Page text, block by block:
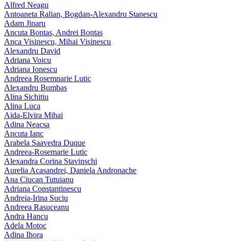
Alfred Neagu
Antoaneta Ralian, Bogdan-Alexandru Stanescu
Adam Jinaru
Ancuta Bontas, Andrei Bontas
Anca Visinescu, Mihai Visinescu
Alexandru David
Adriana Voicu
Adriana Ionescu
Andreea Rosemnarie Lutic
Alexandru Bumbas
Alina Sichitiu
Alina Luca
Aida-Elvira Mihai
Adina Neacsa
Ancuta Ianc
Arabela Saavedra Duque
Andreea-Rosemarie Lutic
Alexandra Corina Stavinschi
Aurelia Acasandrei, Daniela Andronache
Ana Ciucan Tutuianu
Adriana Constantinescu
Andreia-Irina Suciu
Andreea Rasuceanu
Andra Hancu
Adela Motoc
Adina Ihora